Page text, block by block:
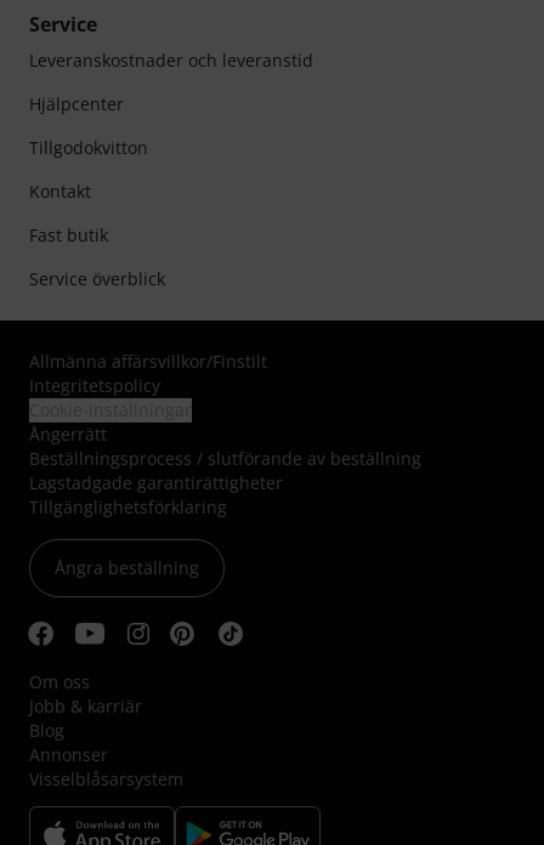
Service
Leveranskostnader och leveranstid
Hjälpcenter
Tillgodokvitton
Kontakt
Fast butik
Service överblick
Allmänna affärsvillkor/Finstilt
Integritetspolicy
Ångerrätt
Beställningsprocess / slutförande av beställning
Lagstadgade garantirättigheter
Tillgänglighetsförklaring
Ångra beställning
Om oss
Jobb & karriär
Blog
Annonser
Visselblåsarsystem